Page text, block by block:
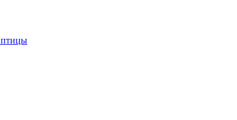
птицы